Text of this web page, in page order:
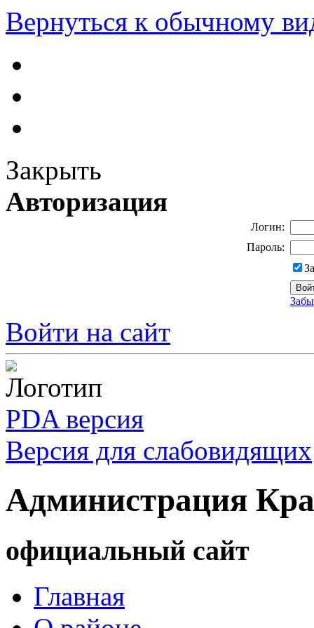
Вернуться к обычному
Закрыть
Авторизация
Логин:
Пароль:
Войти на сайт
PDA версия
Версия для слабовидящих
Администрация
официальный сайт
Главная